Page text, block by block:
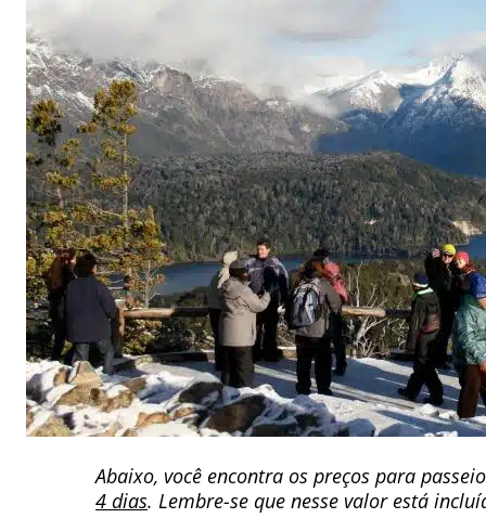
Abaixo, você encontra os preços para
4 dias. Lembre-se que nesse valor está